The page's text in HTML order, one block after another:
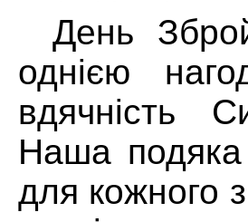
День
однією
вдячність
Наша
для кожного